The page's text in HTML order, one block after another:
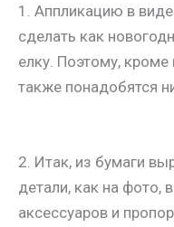
1. Аппликацию в
сделать как
елку. Поэтому, кроме
также понадобятся
2. Итак, из бумаги
детали, как на
аксессуаров и